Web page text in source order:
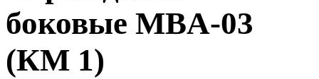
боковые MBA-03
(КМ 1)